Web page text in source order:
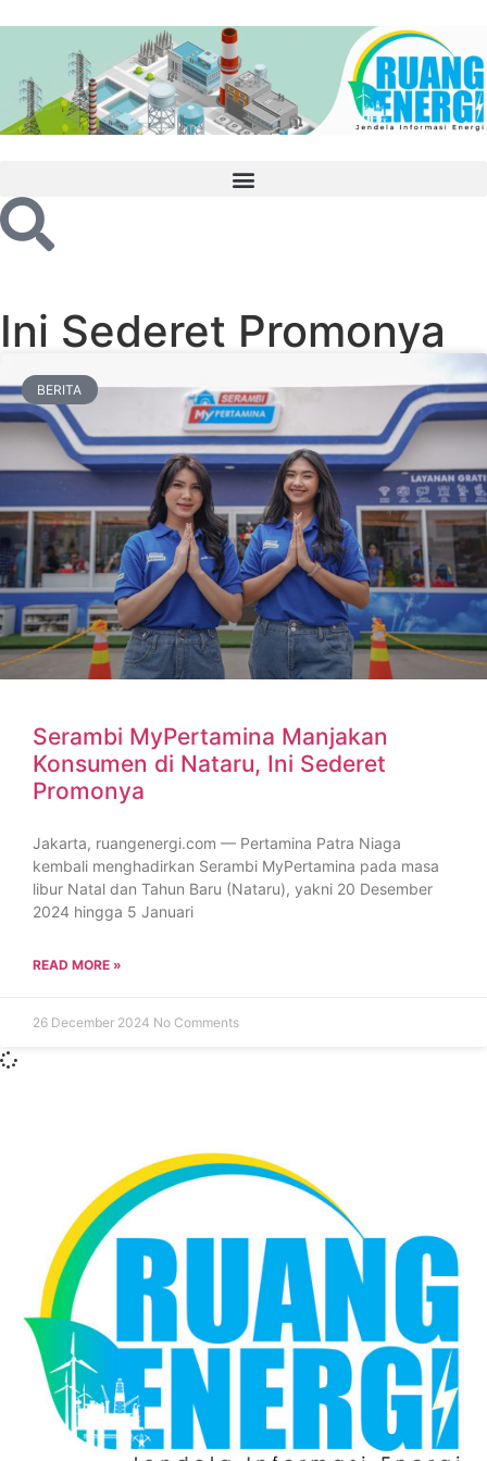
Ini Sederet Promonya
BERITA
Serambi MyPertamina Manjakan
Konsumen di Nataru, Ini Sederet
Promonya
Jakarta, ruangenergi.com — Pertamina Patra Niaga
kembali menghadirkan Serambi MyPertamina pada masa
libur Natal dan Tahun Baru (Nataru), yakni 20 Desember
2024 hingga 5 Januari
READ MORE »
26 December 2024 No Comments